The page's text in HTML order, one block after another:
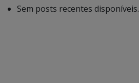
Sem posts recentes disponíveis.